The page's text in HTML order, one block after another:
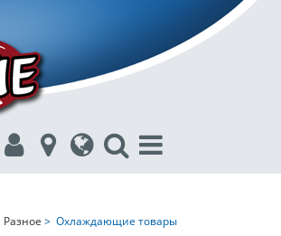
Разное > Охлаждающие товары